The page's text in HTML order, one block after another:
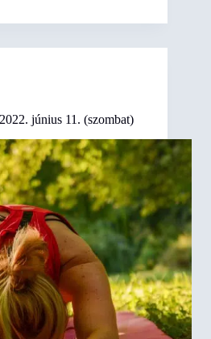
június 11. (szombat)